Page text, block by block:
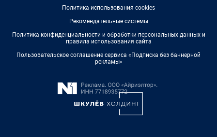
Политика использования cookies
Рекомендательные системы
Политика конфиденциальности и обработки персональных данных и
правила использования сайта
Пользовательское соглашение сервиса «Подписка без баннерной
рекламы»